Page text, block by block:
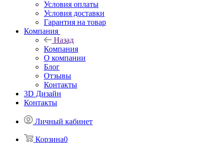
Условия оплаты
Условия доставки
Гарантия на товар
Компания
Назад
Компания
О компании
Блог
Отзывы
Контакты
3D Дизайн
Контакты
Личный кабинет
Корзина0